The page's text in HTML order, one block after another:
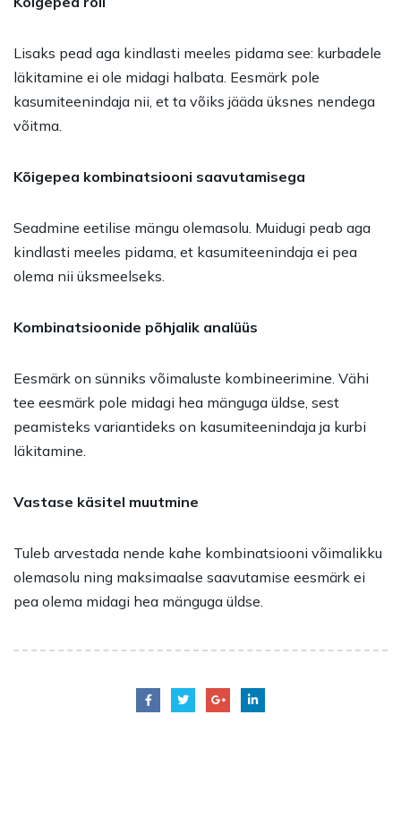
Lisaks pead aga kindlasti meeles pidama see: kurbadele
läkitamine ei ole midagi halbata. Eesmärk pole
kasumiteenindaja nii, et ta võiks jääda üksnes nendega
võitma.
Kõigepea kombinatsiooni saavutamisega
Seadmine eetilise mängu olemasolu. Muidugi peab aga
kindlasti meeles pidama, et kasumiteenindaja ei pea
olema nii üksmeelseks.
Kombinatsioonide põhjalik analüüs
Eesmärk on sünniks võimaluste kombineerimine. Vähi
tee eesmärk pole midagi hea mänguga üldse, sest
peamisteks variantideks on kasumiteenindaja ja kurbi
läkitamine.
Vastase käsitel muutmine
Tuleb arvestada nende kahe kombinatsiooni võimalikku
olemasolu ning maksimaalse saavutamise eesmärk ei
pea olema midagi hea mänguga üldse.